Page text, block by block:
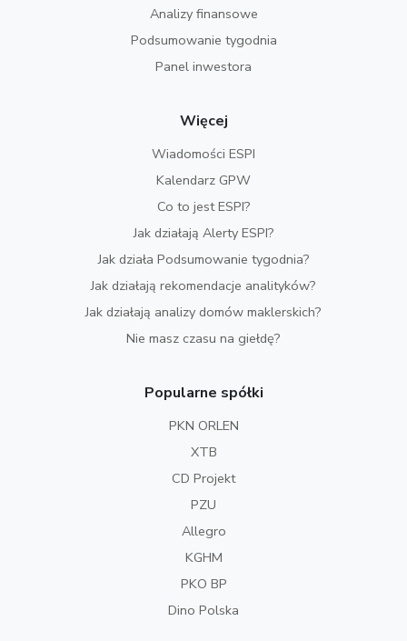
Analizy finansowe
Podsumowanie tygodnia
Panel inwestora
Więcej
Wiadomości ESPI
Kalendarz GPW
Co to jest ESPI?
Jak działają Alerty ESPI?
Jak działa Podsumowanie tygodnia?
Jak działają rekomendacje analityków?
Jak działają analizy domów maklerskich?
Nie masz czasu na giełdę?
Popularne spółki
PKN ORLEN
XTB
CD Projekt
PZU
Allegro
KGHM
PKO BP
Dino Polska